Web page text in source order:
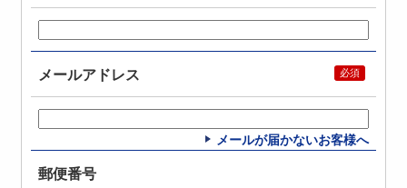
メールアドレス
メールが届かないお客様へ
郵便番号